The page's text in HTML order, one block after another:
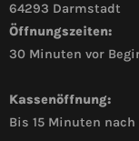
64293 Darmstadt
Öffnungszeiten:
30 Minuten vor
Kassenöffnung:
Bis 15 Minuten